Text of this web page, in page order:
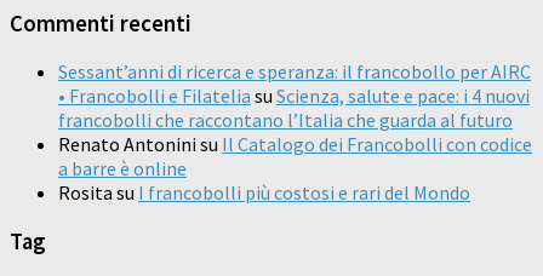
Commenti recenti
Sessant’anni di ricerca e speranza: il francobollo per AIRC
• Francobolli e Filatelia su Scienza, salute e pace: i 4 nuovi
francobolli che raccontano l’Italia che guarda al futuro
Renato Antonini su Il Catalogo dei Francobolli con codice
a barre è online
Rosita su I francobolli più costosi e rari del Mondo
Tag